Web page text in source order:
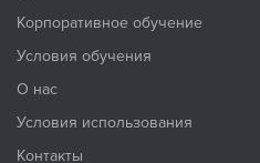
Корпоративное обучение
Условия обучения
О нас
Условия использования
Контакты